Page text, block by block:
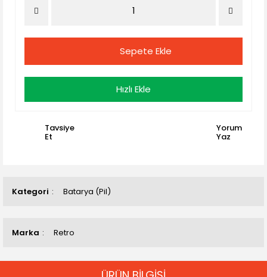
Kategori Batarya (Pil)
Marka Retro
Sepete Ekle
Hızlı Ekle
Tavsiye
Et
Yorum
Yaz